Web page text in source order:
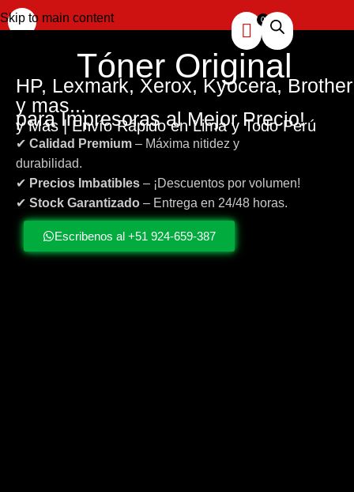
Skip to main content
Tóner Original
HP, Lexmark, Xerox, Kyocera, Brother
y mas...
para Impresoras al Mejor Precio!
y Más | Envío Rápido en Lima y Todo Perú
✔ Calidad Premium – Máxima nitidez y
durabilidad.
✔ Precios Imbatibles – ¡Descuentos por volumen!
✔ Stock Garantizado – Entrega en 24/48 horas.
Escribenos al +51 924-659-387